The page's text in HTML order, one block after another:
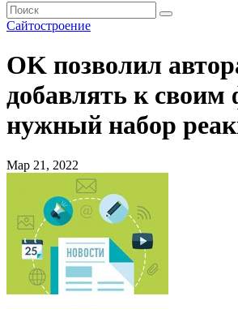
Сайтостроение
OK позволил
добавлять к своим
нужный набор
Мар 21, 2022